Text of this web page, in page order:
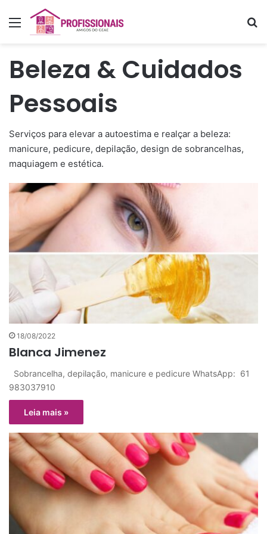
Menu
Beleza & Cuidados
Pessoais
Serviços para elevar a autoestima e realçar a beleza:
manicure, pedicure, depilação, design de sobrancelhas,
maquiagem e estética.
18/08/2022
Blanca Jimenez
Sobrancelha, depilação, manicure e pedicure WhatsApp: 61
983037910
Leia mais »